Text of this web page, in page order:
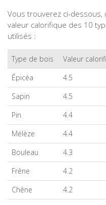
Vous trouverez ci-dessous,
valeur calorifique des 10
utilisés :
Type de bois Valeur
Épicéa
4.5
Sapin
4.5
Pin
4.4
Mélèze
4.4
Bouleau
4.3
Frêne
4.2
Chêne
4.2